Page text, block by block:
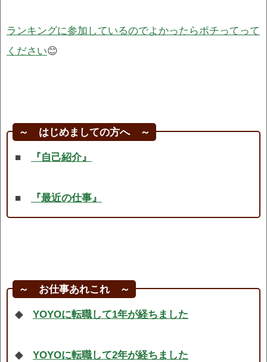
ランキングに参加しているのでよかったらポチってって
ください😊
～ はじめましての方へ ～
■ 『自己紹介』
■ 『最近の仕事』
～ お仕事あれこれ ～
◆ YOYOに転職して1年が経ちました
◆ YOYOに転職して2年が経ちました